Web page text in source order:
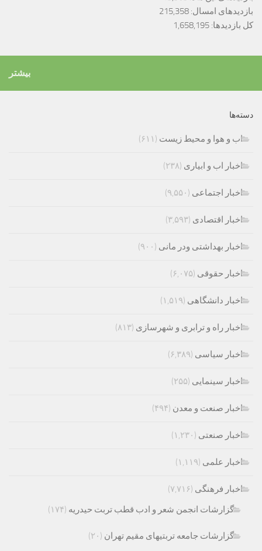
بازدیدهای امسال: 215,358
کل بازدیدها: 1,658,195
بیشتر
دسته‌ها
اب و هوا و محیط زیست (۶۱۱)
اخبار اب و ابیاری (۲۳۸)
اخبار اجتماعی (۹,۵۵۰)
اخبار اقتصادی (۳,۵۹۳)
اخبار بهداشتی ودر مانی (۹۰۰)
اخبار حقوقی (۶,۰۷۵)
اخبار دانشگاهی (۱,۵۱۹)
اخبار راه و ترابری و شهرسازی (۸۱۳)
اخبار سیاسی (۶,۳۸۹)
اخبار سینمایی (۲۵۵)
اخبار صنعت و معدن (۴۹۴)
اخبار صنعتی (۱,۲۳۰)
اخبار علمی (۱,۱۱۹)
اخبار فرهنگی (۷,۷۱۶)
گزارشات انجمن شعر و ادب قطب تربت حیدریه (۱۷۴)
گزارشات جامعه تربتیهای مقیم تهران (۲۰)